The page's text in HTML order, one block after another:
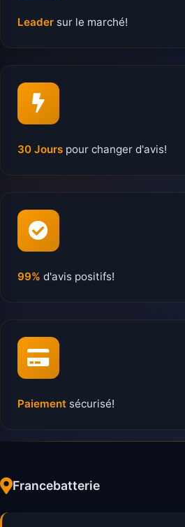
Leader sur le marché!
30 Jours pour changer d'avis!
99% d'avis positifs!
Paiement sécurisé!
Francebatterie